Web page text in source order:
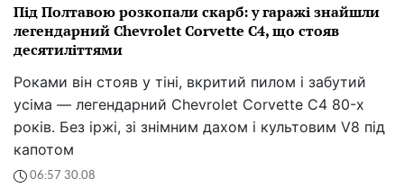
Під Полтавою розкопали скарб: у гаражі знайшли
легендарний Chevrolet Corvette C4, що стояв
десятиліттями
Роками він стояв у тіні, вкритий пилом і забутий
усіма — легендарний Chevrolet Corvette C4 80-х
років. Без іржі, зі знімним дахом і культовим V8 під
капотом
06:57 30.08